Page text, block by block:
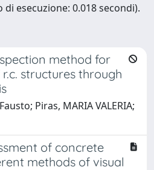
esecuzione: 0.018 secondi).
method for
structures through
Piras, MARIA VALERIA;
of concrete
methods of visual